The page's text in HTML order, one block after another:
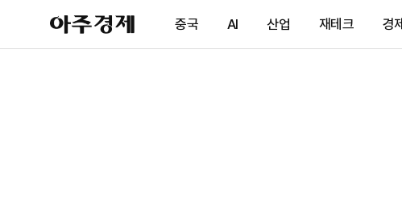
아
주
제
중국 AI 산업 재테크 경제